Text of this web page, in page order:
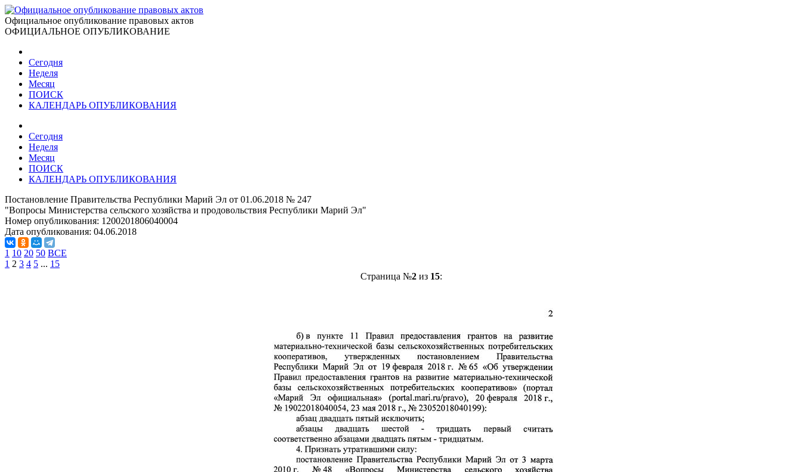
Официальное опубликование правовых актов
ОФИЦИАЛЬНОЕ ОПУБЛИКОВАНИЕ
Сегодня
Неделя
Месяц
ПОИСК
КАЛЕНДАРЬ ОПУБЛИКОВАНИЯ
Сегодня
Неделя
Месяц
ПОИСК
КАЛЕНДАРЬ ОПУБЛИКОВАНИЯ
Постановление Правительства Республики Марий Эл от 01.06.2018 № 247
"Вопросы Министерства сельского хозяйства и продовольствия Республики Марий Эл"
Номер опубликования: 1200201806040004
Дата опубликования: 04.06.2018
1 10 20 50 ВСЕ
1 2 3 4 5 ... 15
Страница №2из 15: